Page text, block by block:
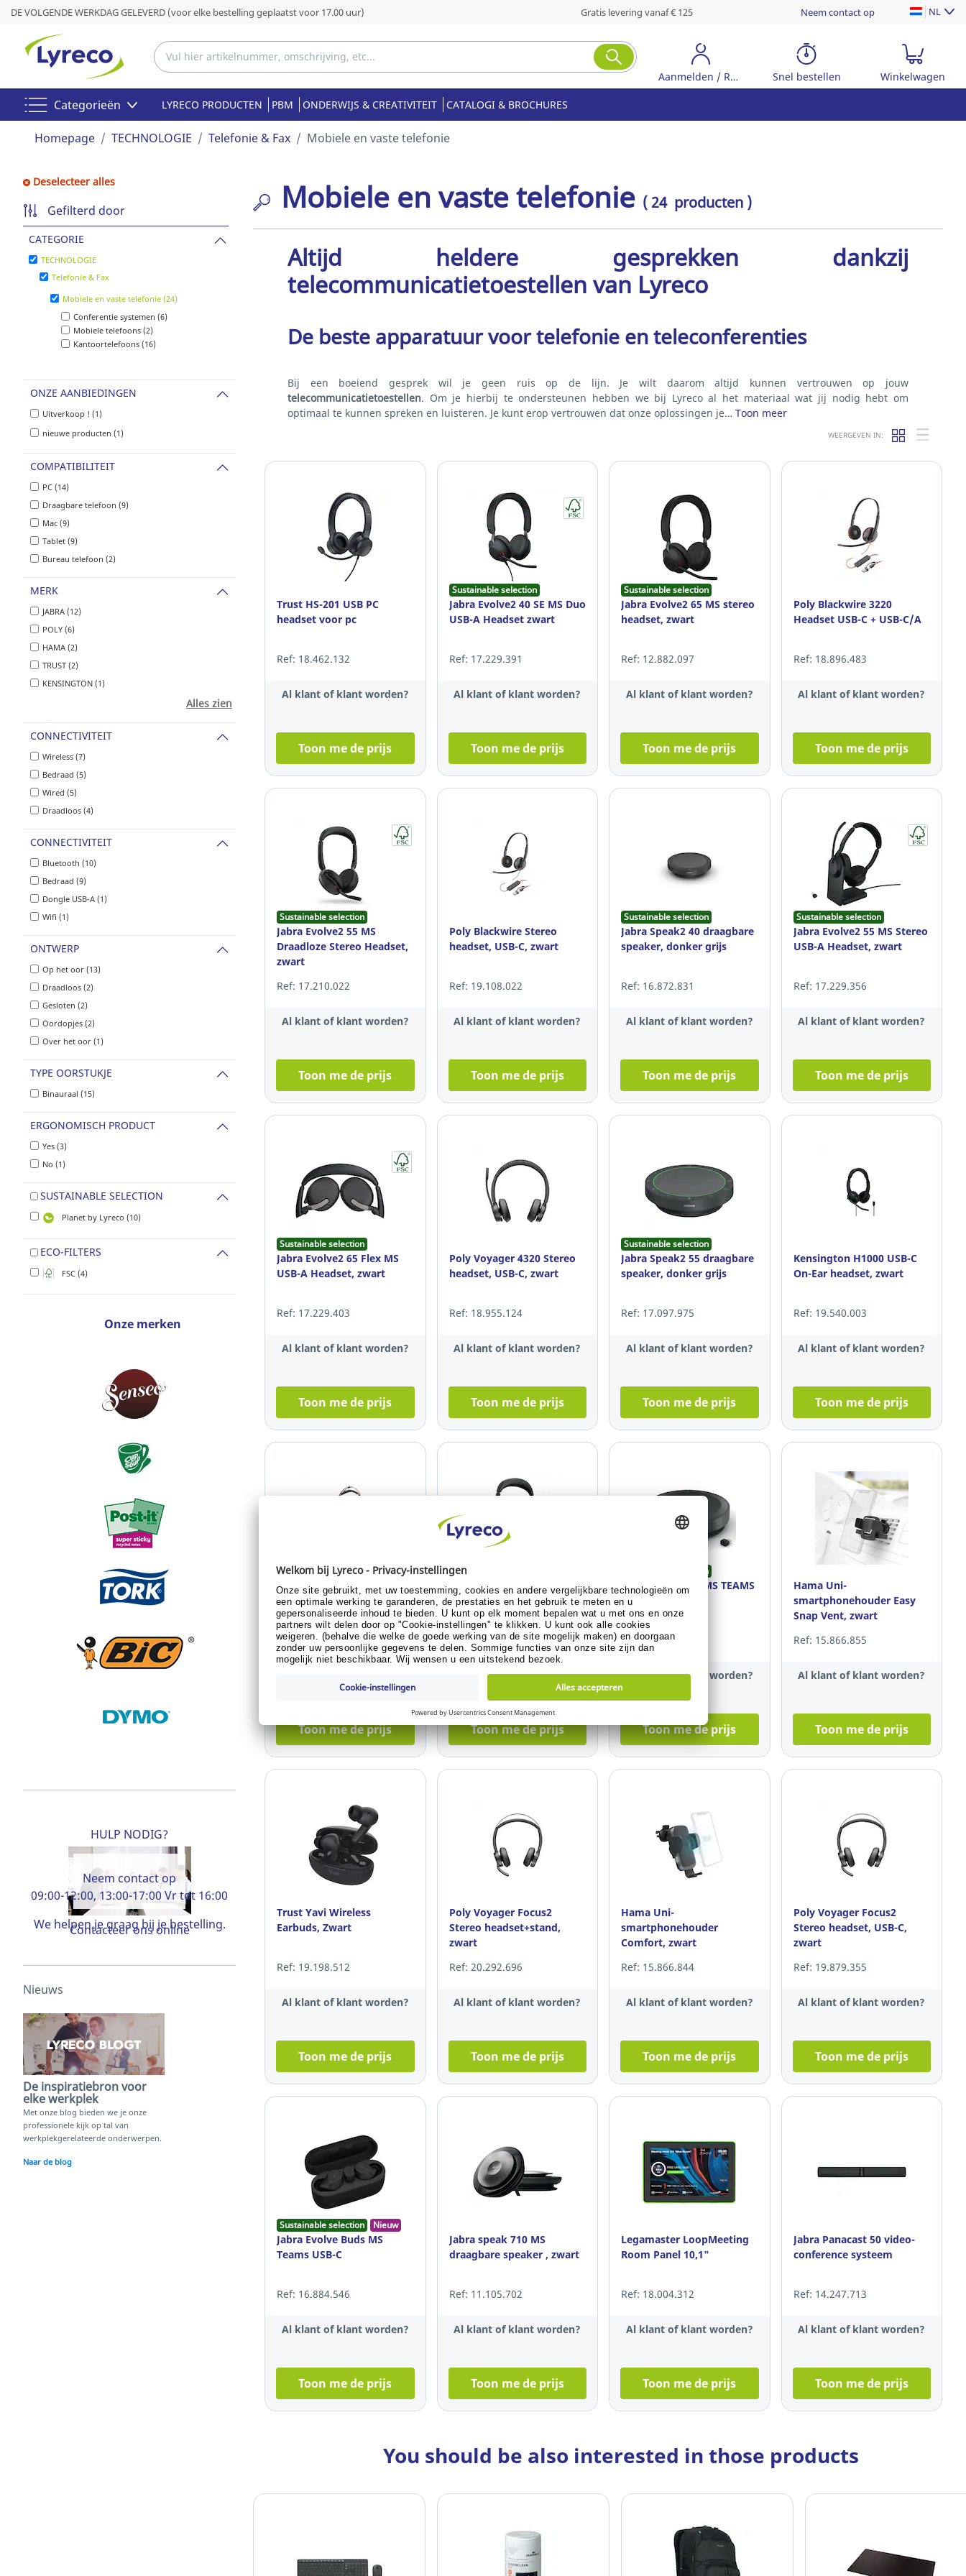
DE VOLGENDE WERKDAG GELEVERD (voor elke bestelling geplaatst voor 17.00 uur) Gratis levering vanaf € 125 Neem contact op NL
Aanmelden / Registreer Snel bestellen Winkelwagen
Categorieën LYRECO PRODUCTEN PBM ONDERWIJS & CREATIVITEIT CATALOGI & BROCHURES
Homepage TECHNOLOGIE Telefonie & Fax Mobiele en vaste telefonie
Deselecteer alles
Gefilterd door
CATEGORIE
TECHNOLOGIE
Telefonie & Fax
Mobiele en vaste telefonie (24)
Conferentie systemen (6)
Mobiele telefoons (2)
Kantoortelefoons (16)
ONZE AANBIEDINGEN
Uitverkoop ! (1)
nieuwe producten (1)
COMPATIBILITEIT
PC (14)
Draagbare telefoon (9)
Mac (9)
Tablet (9)
Bureau telefoon (2)
MERK
JABRA (12)
POLY (6)
HAMA (2)
TRUST (2)
KENSINGTON (1)
Alles zien
CONNECTIVITEIT
Wireless (7)
Bedraad (5)
Wired (5)
Draadloos (4)
CONNECTIVITEIT
Bluetooth (10)
Bedraad (9)
Dongle USB-A (1)
Wifi (1)
ONTWERP
Op het oor (13)
Draadloos (2)
Gesloten (2)
Oordopjes (2)
Over het oor (1)
TYPE OORSTUKJE
Binauraal (15)
ERGONOMISCH PRODUCT
Yes (3)
No (1)
SUSTAINABLE SELECTION
Planet by Lyreco (10)
ECO-FILTERS
FSC (4)
Onze merken
HULP NODIG?
Neem contact op
09:00-12:00, 13:00-17:00 Vr tot 16:00
Contacteer ons online
We helpen je graag bij je bestelling.
Nieuws
De inspiratiebron voor
elke werkplek
Met onze blog bieden we je onze
professionele kijk op tal van
werkplekgerelateerde onderwerpen.
Naar de blog
Mobiele en vaste telefonie ( 24 producten )
Altijd heldere gesprekken dankzij
telecommunicatietoestellen van Lyreco
De beste apparatuur voor telefonie en teleconferenties
Bij een boeiend gesprek wil je geen ruis op de lijn. Je wilt daarom altijd kunnen vertrouwen op jouw
telecommunicatietoestellen. Om je hierbij te ondersteunen hebben we bij Lyreco al het materiaal wat jij nodig hebt om
optimaal te kunnen spreken en luisteren. Je kunt erop vertrouwen dat onze oplossingen je… Toon meer
WEERGEVEN IN:
Trust HS-201 USB PC
headset voor pc
Ref: 18.462.132
Al klant of klant worden?
Toon me de prijs
Sustainable selection
Jabra Evolve2 40 SE MS Duo
USB-A Headset zwart
Ref: 17.229.391
Al klant of klant worden?
Toon me de prijs
Sustainable selection
Jabra Evolve2 65 MS stereo
headset, zwart
Ref: 12.882.097
Al klant of klant worden?
Toon me de prijs
Poly Blackwire 3220
Headset USB-C + USB-C/A
Ref: 18.896.483
Al klant of klant worden?
Toon me de prijs
Sustainable selection
Jabra Evolve2 55 MS
Draadloze Stereo Headset,
zwart
Ref: 17.210.022
Al klant of klant worden?
Toon me de prijs
Poly Blackwire Stereo
headset, USB-C, zwart
Ref: 19.108.022
Al klant of klant worden?
Toon me de prijs
Sustainable selection
Jabra Speak2 40 draagbare
speaker, donker grijs
Ref: 16.872.831
Al klant of klant worden?
Toon me de prijs
Sustainable selection
Jabra Evolve2 55 MS Stereo
USB-A Headset, zwart
Ref: 17.229.356
Al klant of klant worden?
Toon me de prijs
Sustainable selection
Jabra Evolve2 65 Flex MS
USB-A Headset, zwart
Ref: 17.229.403
Al klant of klant worden?
Toon me de prijs
Poly Voyager 4320 Stereo
headset, USB-C, zwart
Ref: 18.955.124
Al klant of klant worden?
Toon me de prijs
Sustainable selection
Jabra Speak2 55 draagbare
speaker, donker grijs
Ref: 17.097.975
Al klant of klant worden?
Toon me de prijs
Kensington H1000 USB-C
On-Ear headset, zwart
Ref: 19.540.003
Al klant of klant worden?
Toon me de prijs
Poly Blackwire 5220 stereo
headset, zwart
Ref: 18.796.421
Toon me de prijs
Sustainable selection
Jabra Evolve2 65 flex
draadloze stereo headset,
zwart
Ref: 17.035.208
Al klant of klant worden?
Toon me de prijs
Sustainable selection
Jabra Speak2 75 MS TEAMS
LINK 380 A
Ref: 17.097.986
Al klant of klant worden?
Toon me de prijs
Hama Uni-
smartphonehouder Easy
Snap Vent, zwart
Ref: 15.866.855
Al klant of klant worden?
Toon me de prijs
Trust Yavi Wireless
Earbuds, Zwart
Ref: 19.198.512
Al klant of klant worden?
Toon me de prijs
Poly Voyager Focus2
Stereo headset+stand,
zwart
Ref: 20.292.696
Al klant of klant worden?
Toon me de prijs
Hama Uni-
smartphonehouder
Comfort, zwart
Ref: 15.866.844
Al klant of klant worden?
Toon me de prijs
Poly Voyager Focus2
Stereo headset, USB-C,
zwart
Ref: 19.879.355
Al klant of klant worden?
Toon me de prijs
Sustainable selection Nieuw
Jabra Evolve Buds MS
Teams USB-C
Ref: 16.884.546
Al klant of klant worden?
Toon me de prijs
Jabra speak 710 MS
draagbare speaker , zwart
Ref: 11.105.702
Al klant of klant worden?
Toon me de prijs
Legamaster LoopMeeting
Room Panel 10,1"
Ref: 18.004.312
Al klant of klant worden?
Toon me de prijs
Jabra Panacast 50 video-
conference systeem
Ref: 14.247.713
Al klant of klant worden?
Toon me de prijs
You should be also interested in those products